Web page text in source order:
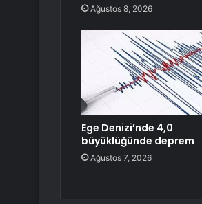
Ağustos 8, 2026
Ege Denizi’nde 4,0
büyüklüğünde deprem
Ağustos 7, 2026